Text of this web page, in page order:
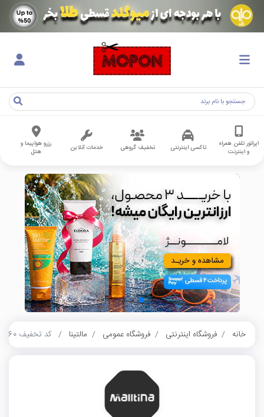
اپراتور تلفن همراه
و اینترنت
تاکسی اینترنتی تخفیف گروهی خدمات آنلاین
رزرو هواپیما و
هتل
خانه فروشگاه اینترنتی فروشگاه عمومی مالتینا کد تخفیف 60 درصدی کارمزد اپلیکیشن مالتینا